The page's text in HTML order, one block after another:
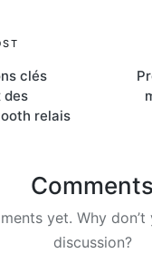
clés
des
relais
Comments
yet. Why
discussion?